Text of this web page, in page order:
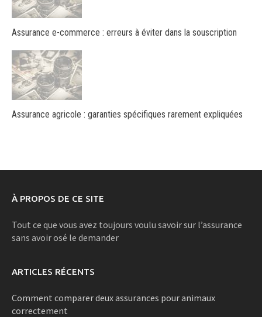
Assurance e-commerce : erreurs à éviter dans la souscription
Assurance agricole : garanties spécifiques rarement expliquées
À PROPOS DE CE SITE
Tout ce que vous avez toujours voulu savoir sur l’assurance
sans avoir osé le demander
ARTICLES RÉCENTS
Comment comparer deux assurances pour animaux
correctement